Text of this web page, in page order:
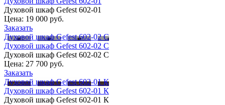
Духовой шкаф Gefest 602-01
Цена: 19 000 руб.
Заказать
Духовой шкаф Gefest 602-02 С
Духовой шкаф Gefest 602-02 С
Духовой шкаф Gefest 602-02 С
Цена: 27 700 руб.
Заказать
Духовой шкаф Gefest 602-01 К
Духовой шкаф Gefest 602-01 К
Духовой шкаф Gefest 602-01 К